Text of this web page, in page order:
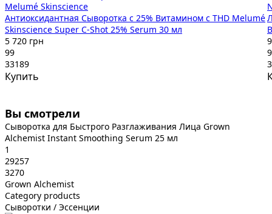
Melumé Skinscience
Антиоксидантная Сыворотка с 25% Витамином с THD Melumé
Skinscience Super C-Shot 25% Serum 30 мл
5 720 грн
99
33189
Купить
Вы смотрели
Сыворотка для Быстрого Разглаживания Лица Grown
Alchemist Instant Smoothing Serum 25 мл
1
29257
3270
Grown Alchemist
Category products
Сыворотки / Эссенции